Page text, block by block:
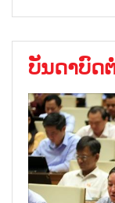
ບັນດາບົດ